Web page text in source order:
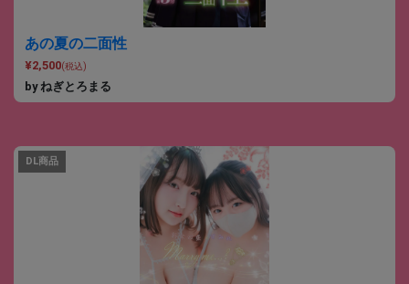
あの夏の二面性
¥2,500(税込)
by ねぎとろまる
DL商品